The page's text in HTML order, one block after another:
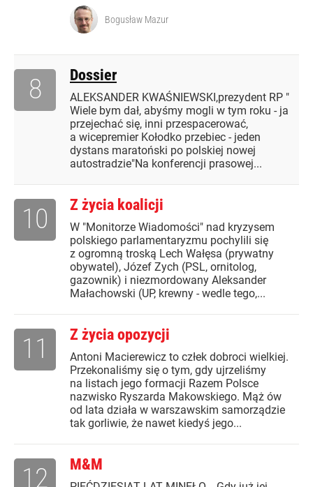
Bogusław Mazur
Dossier
ALEKSANDER KWAŚNIEWSKI,prezydent RP "
Wiele bym dał, abyśmy mogli w tym roku - ja
przejechać się, inni przespacerować,
a wicepremier Kołodko przebiec - jeden
dystans maratoński po polskiej nowej
autostradzie"Na konferencji prasowej...
8
Z życia koalicji
W "Monitorze Wiadomości" nad kryzysem
polskiego parlamentaryzmu pochylili się
z ogromną troską Lech Wałęsa (prywatny
obywatel), Józef Zych (PSL, ornitolog,
gazownik) i niezmordowany Aleksander
Małachowski (UP, krewny - wedle tego,...
10
Z życia opozycji
Antoni Macierewicz to człek dobroci wielkiej.
Przekonaliśmy się o tym, gdy ujrzeliśmy
na listach jego formacji Razem Polsce
nazwisko Ryszarda Makowskiego. Mąż ów
od lata działa w warszawskim samorządzie
tak gorliwie, że nawet kiedyś jego...
11
M&M
12